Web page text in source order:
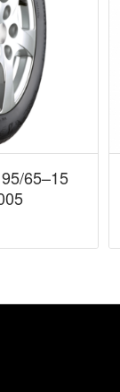
65–15